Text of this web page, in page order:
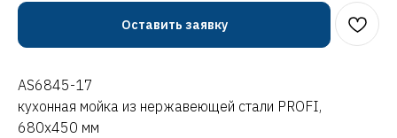
Оставить заявку
AS6845-17
кухонная мойка из нержавеющей стали PROFI,
680х450 мм